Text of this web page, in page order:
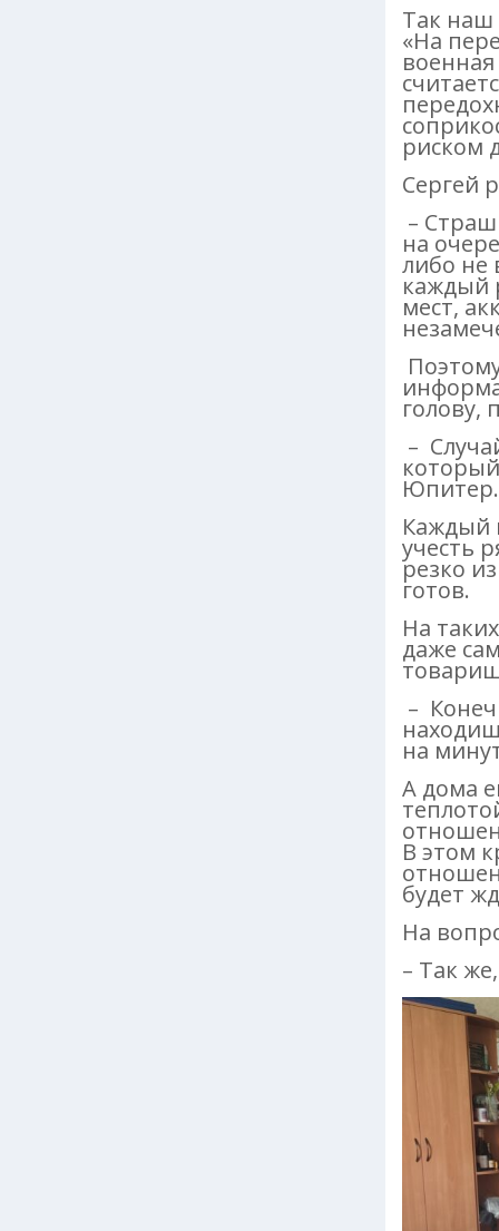
Так наш
«На
риском
Сергей
–
на
либо не
каждый
мест,
голову,
–
Юпитер.
Каждый
учесть
резко
готов.
На
даже
–
на
А дома
В этом
будет
На
– Так